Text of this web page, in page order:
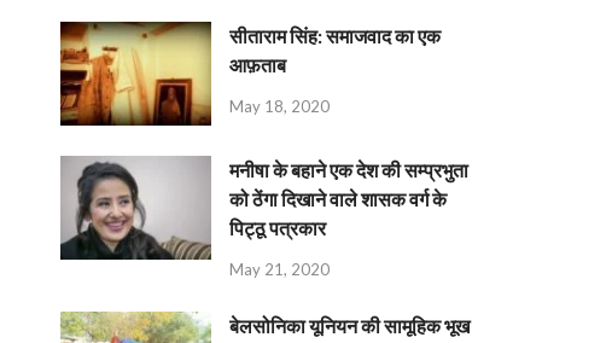
सीताराम सिंह: समाजवाद का एक
आफ़ताब
May 18, 2020
मनीषा के बहाने एक देश की सम्प्रभुता
को ठेंगा दिखाने वाले शासक वर्ग के
पिट्ठू पत्रकार
May 21, 2020
बेलसोनिका यूनियन की सामूहिक भूख